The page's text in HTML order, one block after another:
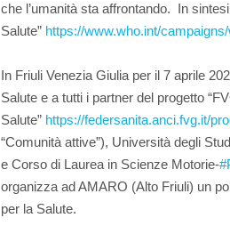
che l’umanità sta affrontando. In
Salute” https://www.who.int/campaigns/
In Friuli Venezia Giulia per il 7 aprile
Salute e a tutti i partner del progetto
Salute” https://federsanita.anci.fvg.it/
“Comunità attive”), Università degli
e Corso di Laurea in Scienze Motorie-
organizza ad AMARO (Alto Friuli) un
per la Salute.